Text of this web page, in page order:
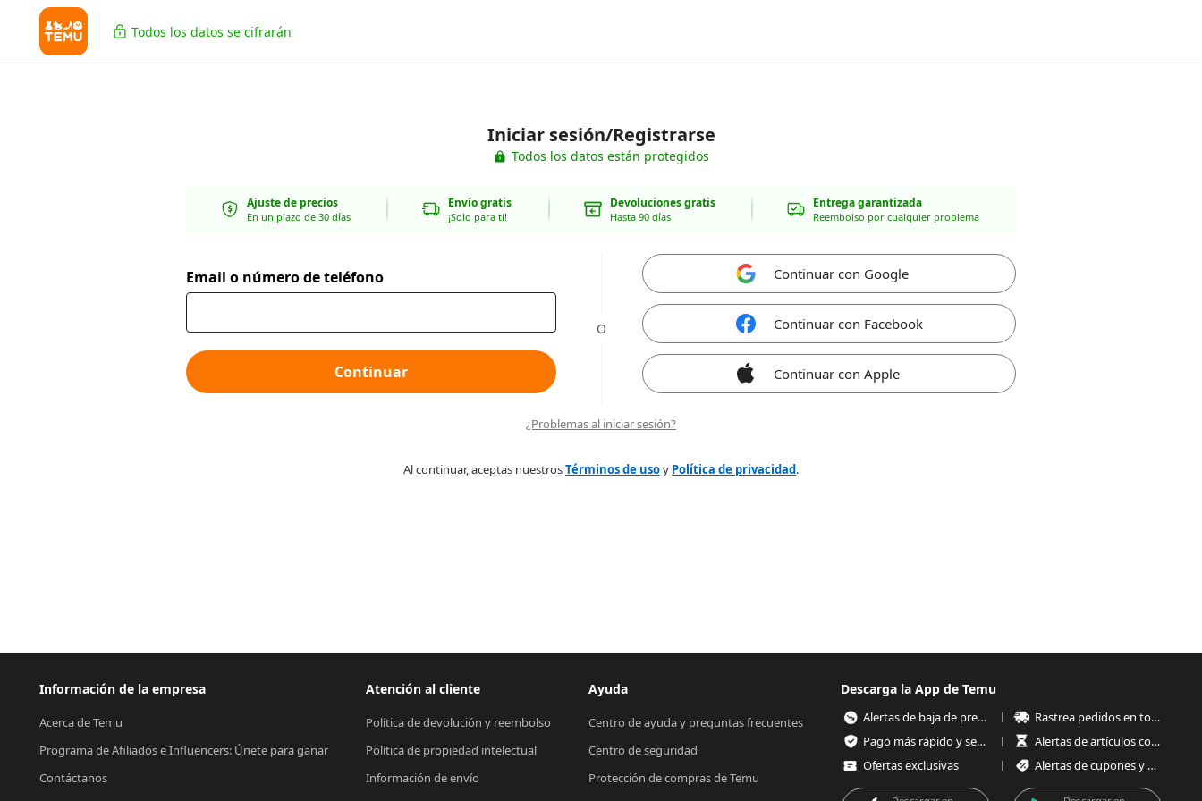
Todos los datos se cifrarán
Iniciar sesión/Registrarse
Todos los datos están protegidos
Ajuste de precios
En un plazo de 30 días
Envío gratis
¡Solo para ti!
Devoluciones gratis
Hasta 90 días
Entrega garantizada
Reembolso por cualquier problema
Email o número de teléfono
Continuar
O
Continuar con Google
Continuar con Facebook
Continuar con Apple
¿Problemas al iniciar sesión?
Al continuar, aceptas nuestrosTérminos de usoy Política de privacidad.
Información de la empresa
Acerca de Temu
Programa de Afiliados e Influencers: Únete para ganar
Contáctanos
Atención al cliente
Política de devolución y reembolso
Política de propiedad intelectual
Información de envío
Ayuda
Centro de ayuda y preguntas frecuentes
Centro de seguridad
Protección de compras de Temu
Descarga la App de Temu
Alertas de baja de precios
Rastrea pedidos en todo momento
Pago más rápido y seguro
Alertas de artículos con poco stock
Ofertas exclusivas
Alertas de cupones y ofertas